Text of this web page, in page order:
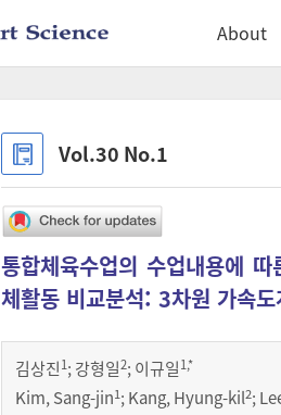
About
Vol.30 No.1
통합체육수업의 수업내용에
체활동 비교분석: 3차원 가속
김상진1;강형일2;이규일1,*
Kim, Sang-jin1; Kang, Hyung-kil2;